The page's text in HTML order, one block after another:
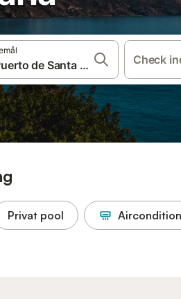
Check
Privat pool Aircondition